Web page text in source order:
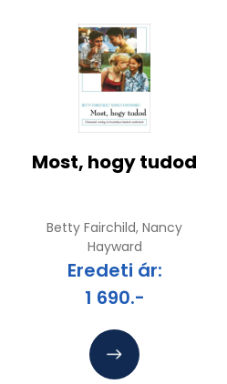
Most, hogy tudod
Betty Fairchild, Nancy
Hayward
Eredeti ár:
1 690.-